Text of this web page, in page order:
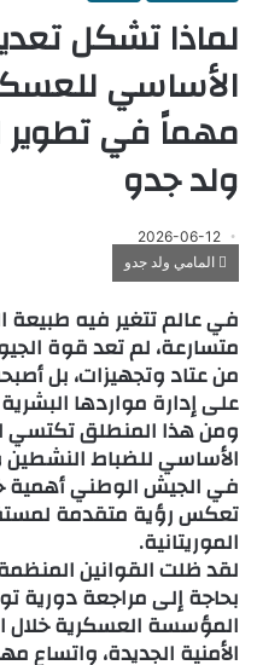
لماذا تشكل
الأساسي
مهماً في
ولد جدو
2026-06-12
المامي ولد جدو
في عالم تتغير فيه طبيعة
متسارعة، لم تعد قوة
من عتاد وتجهيزات، بل
على إدارة مواردها
ومن هذا المنطلق تكتسي
الأساسي للضباط النشطين
في الجيش الوطني أهمية
تعكس رؤية متقدمة
الموريتانية.
لقد ظلت القوانين
بحاجة إلى مراجعة دورية
المؤسسة العسكرية خلال
الأمنية الجديدة، واتساع